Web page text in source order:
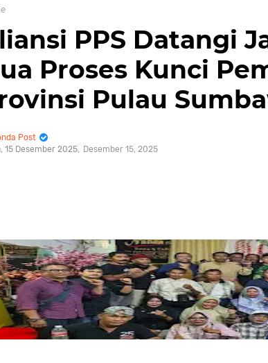
PPS Datangi
Proses Kunci
Pulau
Post
15 Desember 2025
Desember 15, 2025